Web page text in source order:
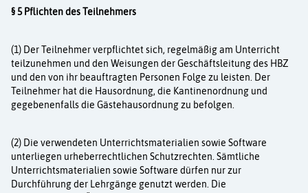
§ 5 Pflichten des Teilnehmers
(1) Der Teilnehmer verpflichtet sich, regelmäßig am Unterricht
teilzunehmen und den Wei­sungen der Geschäftsleitung des HBZ
und den von ihr beauftragten Personen Folge zu leis­ten. Der
Teilnehmer hat die Hausordnung, die Kantinenordnung und
gegebenenfalls die Gästehausordnung zu befolgen.
(2) Die verwendeten Unterrichtsmaterialien sowie Software
unterliegen urheberrechtlichen Schutzrechten. Sämtliche
Unterrichtsmaterialien sowie Software dürfen nur zur
Durchführung der Lehrgänge genutzt werden. Die